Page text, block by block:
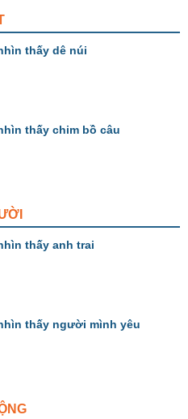
thấy dê núi
thấy chim bồ câu
thấy anh trai
thấy người mình yêu